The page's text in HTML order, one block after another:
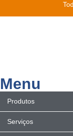
Menu
Produtos
Serviços